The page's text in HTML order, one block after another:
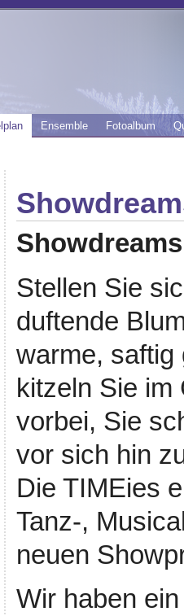
Ensemble Fotoalbum
Showdreams
Stellen Sie
duftende
warme, saftig
kitzeln Sie im
vorbei, Sie
vor sich hin
Die TIMEies
Tanz-,
neuen
Wir haben